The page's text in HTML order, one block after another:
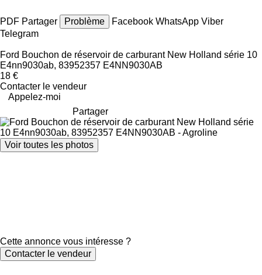
PDF Partager Problème Facebook WhatsApp Viber
Telegram
Ford Bouchon de réservoir de carburant New Holland série 10
E4nn9030ab, 83952357 E4NN9030AB
18 €
Contacter le vendeur
Appelez-moi
Partager
Voir toutes les photos
Cette annonce vous intéresse ?
Contacter le vendeur